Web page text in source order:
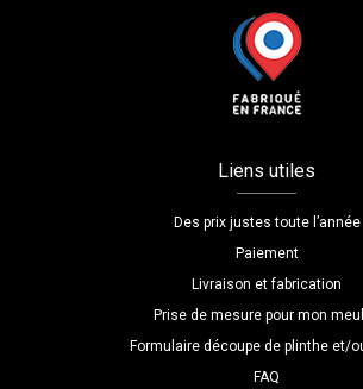
Liens utiles
Des prix justes toute l’année
Paiement
Livraison et fabrication
Prise de mesure pour mon
Formulaire découpe de plinthe et/
FAQ